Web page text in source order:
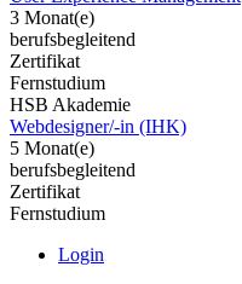
3 Monat(e)
berufsbegleitend
Zertifikat
Fernstudium
HSB Akademie
Webdesigner/-in (IHK)
5 Monat(e)
berufsbegleitend
Zertifikat
Fernstudium
Login